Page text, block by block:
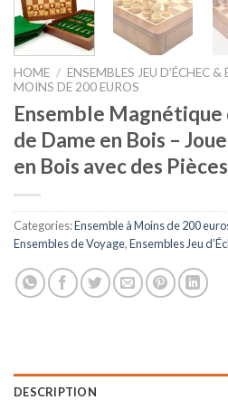
HOME / ENSEMBLES JEU D’ÉCHEC &
MOINS DE 200 EUROS
Ensemble Magnétique
de Dame en Bois –
en Bois avec des
Categories:Ensemble à Moins de 200
Ensembles de Voyage,Ensembles Jeu
DESCRIPTION